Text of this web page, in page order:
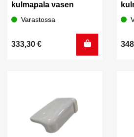
kulmapala vasen
Varastossa
333,30 €